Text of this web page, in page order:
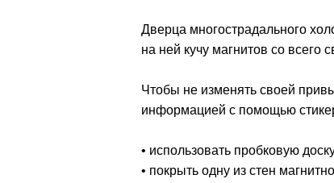
Дверца многострадального
на ней кучу магнитов со всего
Чтобы не изменять своей
информацией с помощью
• использовать пробковую
• покрыть одну из стен